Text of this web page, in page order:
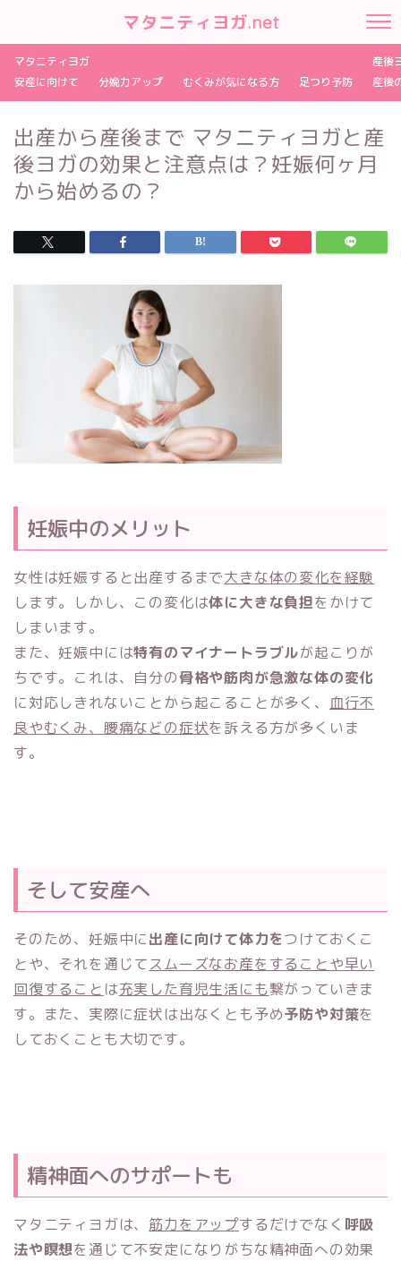
マタニティヨガ.net
マタニティヨガ
安産に向けて
分娩力アップ むくみが気になる方 足つり予防
産後
産後
出産から産後まで マタニティヨガと産
後ヨガの効果と注意点は？妊娠何ヶ月
から始めるの？
妊娠中のメリット
女性は妊娠すると出産するまで大きな体の変化を経験
します。しかし、この変化は体に大きな負担をかけて
しまいます。
また、妊娠中には特有のマイナートラブルが起こりが
ちです。これは、自分の骨格や筋肉が急激な体の変化
に対応しきれないことから起こることが多く、 血行不
良やむくみ、腰痛などの症状を訴える方が多くいま
す。
そして安産へ
そのため、妊娠中に出産に向けて体力をつけておくこ
とや、それを通じてスムーズなお産をすることや早い
回復すること は充実した育児生活にも繋がっていきま
す。また、実際に症状は出なくとも予め予防や対策を
しておくことも大切です。
精神面へのサポートも
マタニティヨガは、 筋力をアップするだけでなく 呼吸
法や瞑想を通じて不安定になりがちな精神面への効果